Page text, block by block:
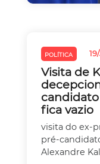
POLÍTICA
Visita de
fica vazio
visita do ex-
pré-
Alexandre